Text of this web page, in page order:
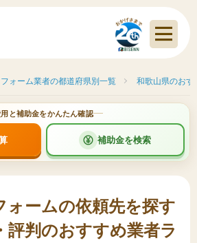
フォーム業者の都道府県別一覧 和歌山県のお
と補助金をかんたん確認
補助金を検索
ォームの依頼先を探す
評判のおすすめ業者ラ